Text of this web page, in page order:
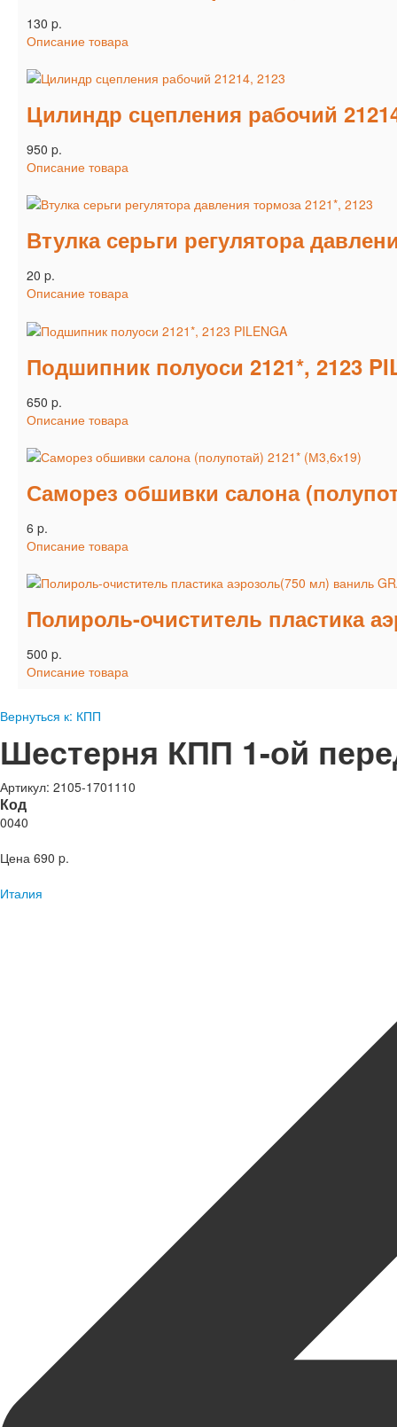
130 p.
Описание товара
Цилиндр сцепления рабочий
950 p.
Описание товара
Втулка серьги регулятора
20 p.
Описание товара
Подшипник полуоси 2121*, 2123
650 p.
Описание товара
Саморез обшивки салона
6 p.
Описание товара
Полироль-очиститель пластика
500 p.
Описание товара
Вернуться к: КПП
Шестерня КПП 1-ой
Артикул: 2105-1701110
Код
0040
Цена 690 p.
Италия